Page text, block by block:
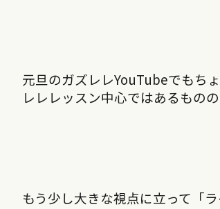
元旦のガズレレYouTubeでもち
レレレッスン中心ではあるものの
もう少し大きな視点に立って「